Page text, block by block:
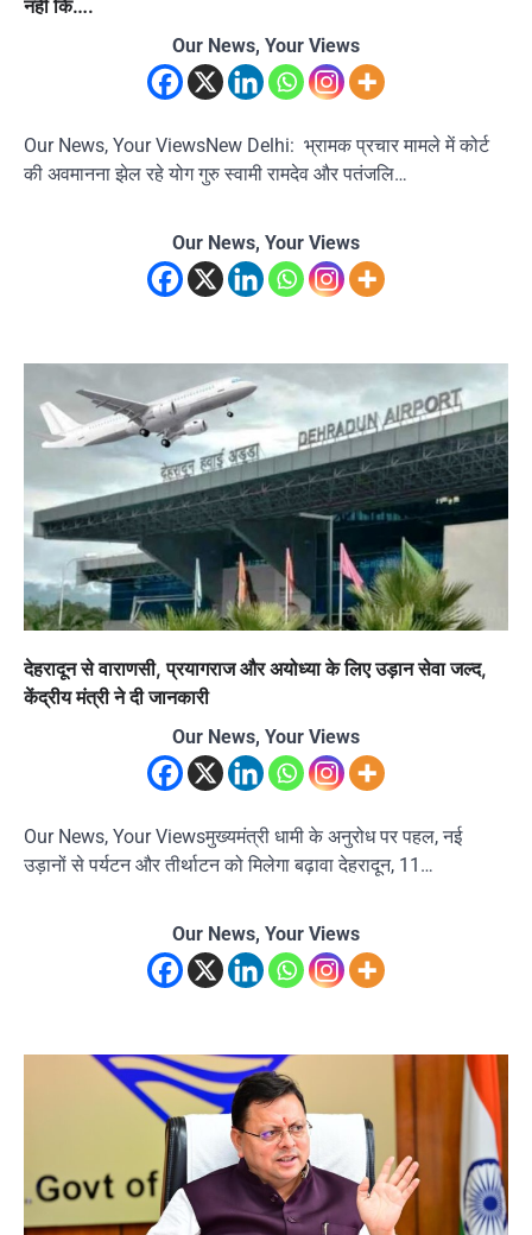
नहीं कि….
Our News, Your Views
Our News, Your ViewsNew Delhi: भ्रामक प्रचार मामले में कोर्ट
की अवमानना झेल रहे योग गुरु स्वामी रामदेव और पतंजलि…
Our News, Your Views
देहरादून से वाराणसी, प्रयागराज और अयोध्या के लिए उड़ान सेवा जल्द,
केंद्रीय मंत्री ने दी जानकारी
Our News, Your Views
Our News, Your Viewsमुख्यमंत्री धामी के अनुरोध पर पहल, नई
उड़ानों से पर्यटन और तीर्थाटन को मिलेगा बढ़ावा देहरादून, 11…
Our News, Your Views